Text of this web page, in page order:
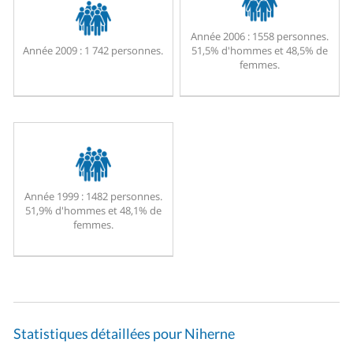
Année 2009 : 1 742 personnes.
Année 2006 :1558 personnes.
51,5% d'hommes et 48,5% de
femmes.
Année 1999 :1482 personnes.
51,9% d'hommes et 48,1% de
femmes.
Statistiques détaillées pour Niherne